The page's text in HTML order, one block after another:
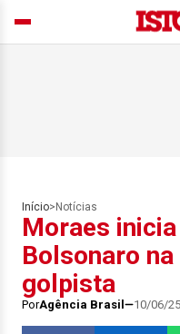
Início> Notícias
Moraes
Bolsonaro
golpista
PorAgência Brasil 10/06/